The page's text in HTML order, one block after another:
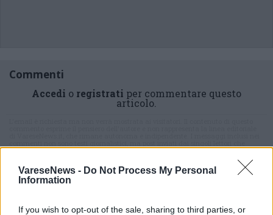
VareseNews - Do Not Process My Personal
Information
If you wish to opt-out of the sale, sharing to third parties, or
Commenti
Accedi o registrati per commentare questo
articolo.
possono essere automaticamente pubblicati senza filtro preventivo. I commenti
che includano uno o più link a siti esterni verranno rimossi in automatico dal
sistema.